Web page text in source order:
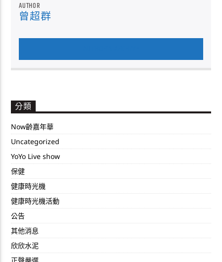
AUTHOR
曾超群
分類
Now齡嘉年華
Uncategorized
YoYo Live show
保健
健康時光機
健康時光機活動
公告
其他消息
欣欣水泥